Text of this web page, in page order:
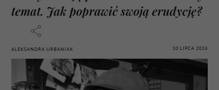
temat. Jak poprawić swoją erudycję?
ALEKSANDRA URBANIAK 10 LIPCA 2026